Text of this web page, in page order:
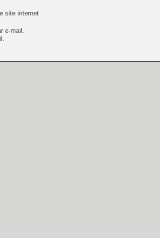
site internet
e-mail.